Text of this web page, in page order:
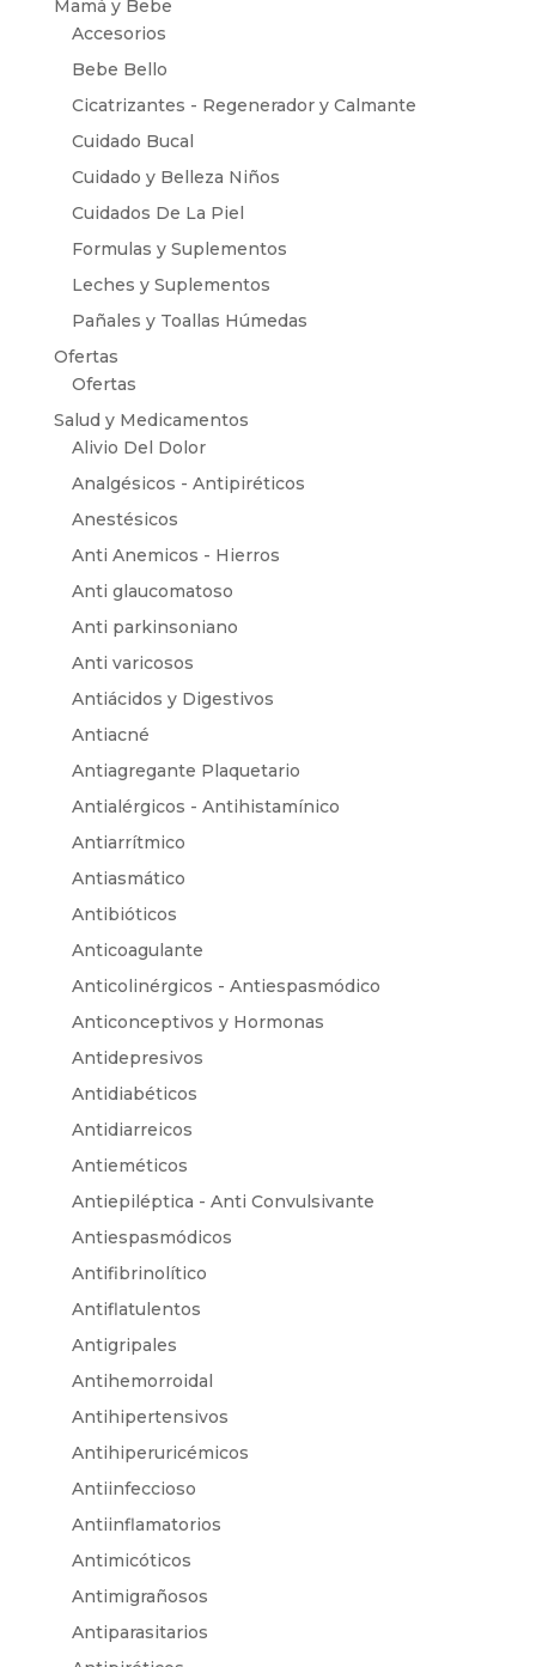
Mamá y Bebe
Accesorios
Bebe Bello
Cicatrizantes - Regenerador y Calmante
Cuidado Bucal
Cuidado y Belleza Niños
Cuidados De La Piel
Formulas y Suplementos
Leches y Suplementos
Pañales y Toallas Húmedas
Ofertas
Ofertas
Salud y Medicamentos
Alivio Del Dolor
Analgésicos - Antipiréticos
Anestésicos
Anti Anemicos - Hierros
Anti glaucomatoso
Anti parkinsoniano
Anti varicosos
Antiácidos y Digestivos
Antiacné
Antiagregante Plaquetario
Antialérgicos - Antihistamínico
Antiarrítmico
Antiasmático
Antibióticos
Anticoagulante
Anticolinérgicos - Antiespasmódico
Anticonceptivos y Hormonas
Antidepresivos
Antidiabéticos
Antidiarreicos
Antieméticos
Antiepiléptica - Anti Convulsivante
Antiespasmódicos
Antifibrinolítico
Antiflatulentos
Antigripales
Antihemorroidal
Antihipertensivos
Antihiperuricémicos
Antiinfeccioso
Antiinflamatorios
Antimicóticos
Antimigrañosos
Antiparasitarios